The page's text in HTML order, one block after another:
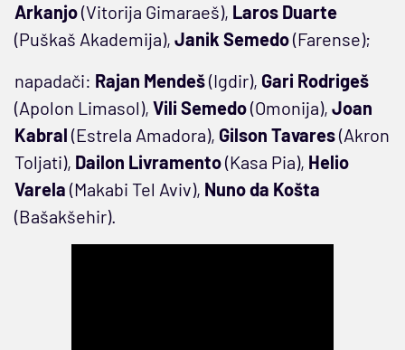
Arkanjo(Vitorija Gimaraeš), Laros Duarte
(Puškaš Akademija), Janik Semedo(Farense);
napadači: Rajan Mendeš(Igdir), Gari Rodrigeš
(Apolon Limasol), Vili Semedo(Omonija), Joan
Kabral (Estrela Amadora), Gilson Tavares(Akron
Toljati), Dailon Livramento(Kasa Pia), Helio
Varela (Makabi Tel Aviv), Nuno da Košta
(Bašakšehir).